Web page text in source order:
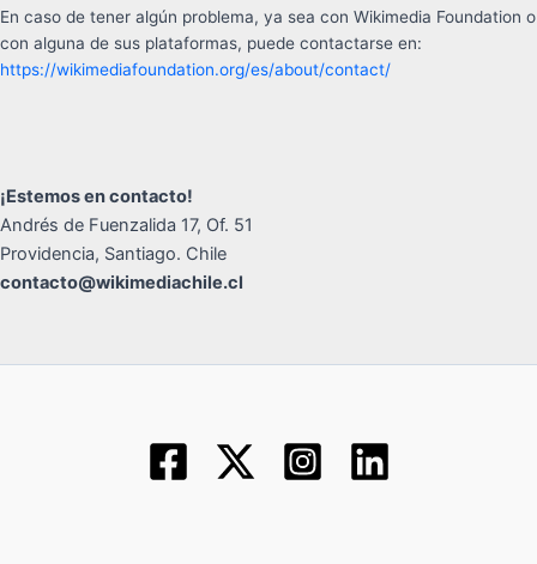
En caso de tener algún problema, ya sea con Wikimedia Foundation o
con alguna de sus plataformas, puede contactarse en:
https://wikimediafoundation.org/es/about/contact/
¡Estemos en contacto!
Andrés de Fuenzalida 17, Of. 51
Providencia, Santiago. Chile
contacto@wikimediachile.cl